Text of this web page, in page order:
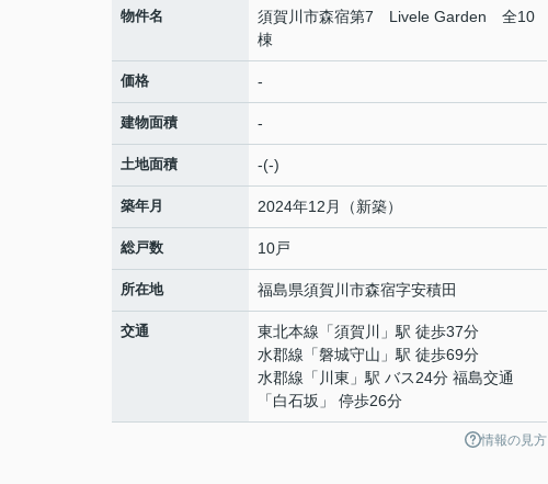
物件名
須賀川市森宿第7 Livele Garden 全10
棟
価格 -
建物面積 -
土地面積 -(-)
築年月 2024年12月（新築）
総戸数 10戸
所在地 福島県須賀川市森宿字安積田
交通 東北本線 「須賀川
」駅 徒歩37分
水郡線 「磐城守山 」駅 徒歩69分
水郡線 「 川東 」駅 バス24分 福島交通
「白石坂」 停歩26分
情報の見方